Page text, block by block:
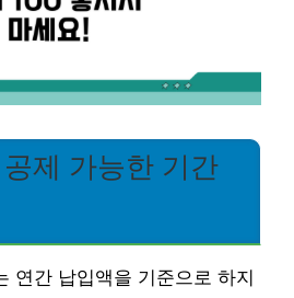
제 가능한 기간
연간 납입액을 기준으로 하지